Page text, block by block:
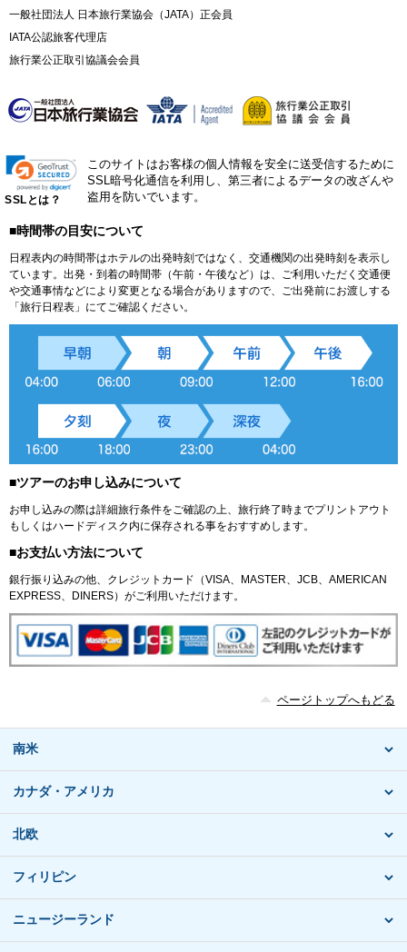
一般社団法人 日本旅行業協会（JATA）正会員
IATA公認旅客代理店
旅行業公正取引協議会会員
SSLとは？
このサイトはお客様の個人情報を安全に送受信するために
SSL暗号化通信を利用し、第三者によるデータの改ざんや
盗用を防いでいます。
■時間帯の目安について
日程表内の時間帯はホテルの出発時刻ではなく、交通機関の出発時刻を表示し
ています。出発・到着の時間帯（午前・午後など）は、ご利用いただく交通便
や交通事情などにより変更となる場合がありますので、ご出発前にお渡しする
「旅行日程表」にてご確認ください。
■ツアーのお申し込みについて
お申し込みの際は詳細旅行条件をご確認の上、旅行終了時までプリントアウト
もしくはハードディスク内に保存される事をおすすめします。
■お支払い方法について
銀行振り込みの他、クレジットカード（VISA、MASTER、JCB、AMERICAN
EXPRESS、DINERS）がご利用いただけます。
ページトップへもどる
南米
カナダ・アメリカ
北欧
フィリピン
ニュージーランド